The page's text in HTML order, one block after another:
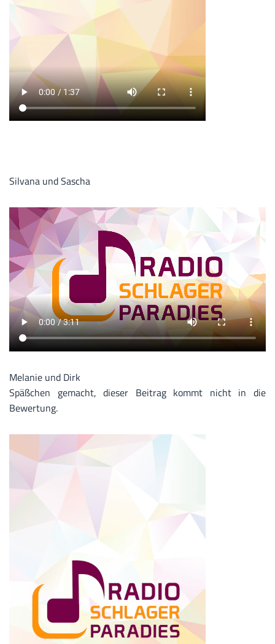
Silvana und Sascha
Melanie und Dirk
Späßchen gemacht, dieser Beitrag kommt nicht in die
Bewertung.